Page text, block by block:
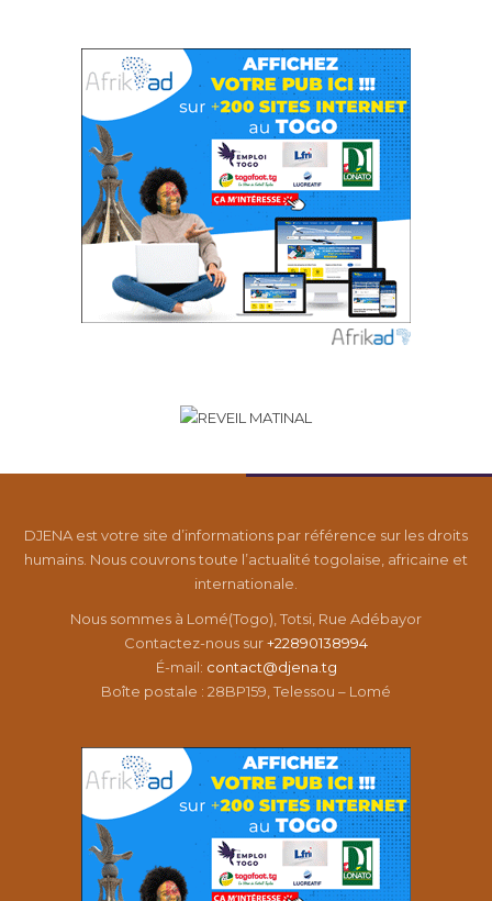
DJENA est votre site d’informations par référence sur les droits
humains. Nous couvrons toute l’actualité togolaise, africaine et
internationale.
Nous sommes à Lomé(Togo), Totsi, Rue Adébayor
Contactez-nous sur+22890138994
É-mail: contact@djena.tg
Boîte postale : 28BP159, Telessou – Lomé